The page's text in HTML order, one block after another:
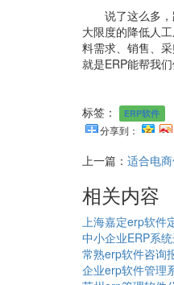
说了这么多，
大限度的降低人
料需求、销售、
就是ERP能帮我们
标签： ERP软件
分享到：
上一篇： 适合电
相关内容
上海嘉定erp软件
中小企业ERP系
常熟erp软件咨询
企业erp软件管理